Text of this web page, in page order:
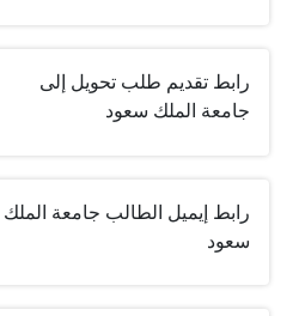
رابط تقديم طلب تحويل إلى
جامعة الملك سعود
رابط إيميل الطالب جامعة الملك
سعود